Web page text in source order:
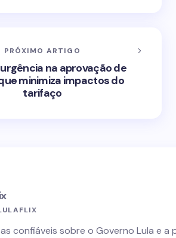
PRÓXIMO ARTIGO
na aprovação de
minimiza impactos do
tarifaço
confiáveis sobre o Governo Lula e